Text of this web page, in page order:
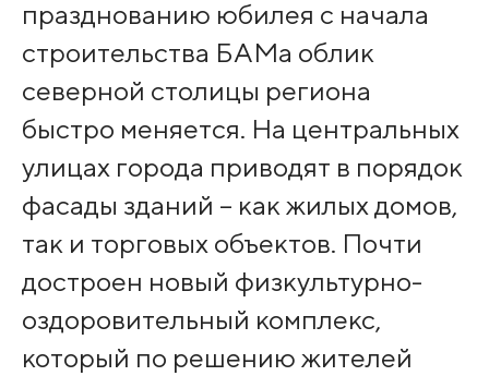
празднованию юбилея с начала
строительства БАМа облик
северной столицы региона
быстро меняется. На центральных
улицах города приводят в порядок
фасады зданий – как жилых домов,
так и торговых объектов. Почти
достроен новый физкультурно-
оздоровительный комплекс,
который по решению жителей